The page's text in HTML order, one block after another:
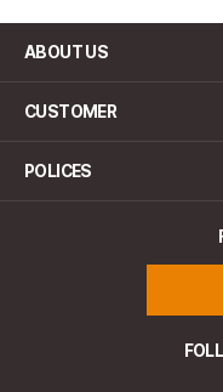
ABOUT US
CUSTOMER
POLICES